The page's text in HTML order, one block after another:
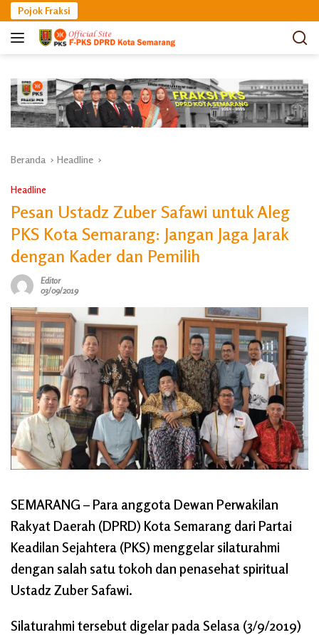
Langsung
ke
konten
Pojok Fraksi
Beranda Headline
Headline
Pesan Ustadz Zuber Safawi untuk Aleg
PKS Kota Semarang: Jangan Jaga Jarak
dengan Kader dan Pemilih
Editor
03/09/2019
SEMARANG – Para anggota Dewan Perwakilan
Rakyat Daerah (DPRD) Kota Semarang dari Partai
Keadilan Sejahtera (PKS) menggelar silaturahmi
dengan salah satu tokoh dan penasehat spiritual
Ustadz Zuber Safawi.
Silaturahmi tersebut digelar pada Selasa (3/9/2019)